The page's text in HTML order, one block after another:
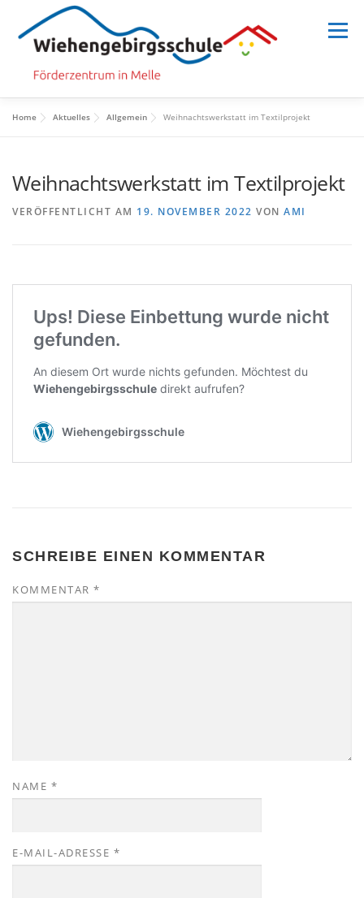
springen
Menü
MENSCHEN INFORMATION
Home Aktuelles Allgemein Weihnachtswerkstatt im Textilprojekt
Weihnachtswerkstatt im Textilprojekt
VERÖFFENTLICHT AM 19. NOVEMBER 2022 VON AMI
SCHREIBE EINEN KOMMENTAR
KOMMENTAR *
NAME *
E-MAIL-ADRESSE *